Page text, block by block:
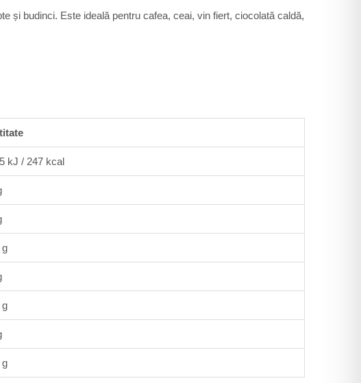
și budinci. Este ideală pentru cafea, ceai, vin fiert, ciocolată caldă,
kJ / 247 kcal
g
g
g